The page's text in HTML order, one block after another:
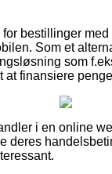
bestillinger
Som et
som
at finansiere
i en online
deres